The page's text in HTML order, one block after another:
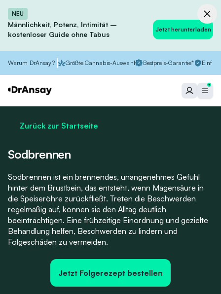
NEU
Männlichkeit, Potenz, Intimität –
kostenloser Guide ohne Tabus
Jetzt herunterladen
Warum DrAnsay? Größte Cannabis-Auswahl Bestpreis-Garantie*
Zurück zur Startseite
Sodbrennen
Sodbrennen ist ein brennendes, unangenehmes Gefühl
hinter dem Brustbein, das entsteht, wenn Magensäure in
die Speiseröhre zurückfließt. Treten die Beschwerden
regelmäßig auf, können sie den Alltag deutlich
beeinträchtigen. Eine frühzeitige Einordnung und gezielte
Behandlung helfen, Beschwerden zu lindern und
Folgeschäden zu vermeiden.
Jetzt Folgerezept bestellen